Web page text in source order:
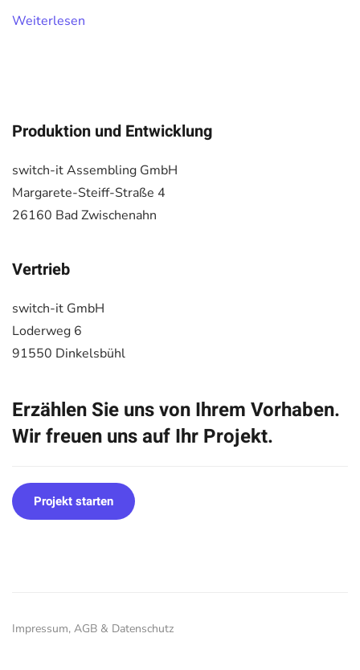
Weiterlesen
Produktion und Entwicklung
switch-it Assembling GmbH
Margarete-Steiff-Straße 4
26160 Bad Zwischenahn
Vertrieb
switch-it GmbH
Loderweg 6
91550 Dinkelsbühl
Erzählen Sie uns von Ihrem Vorhaben.
Wir freuen uns auf Ihr Projekt.
Projekt starten
Impressum, AGB & Datenschutz